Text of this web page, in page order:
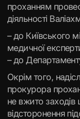
проханням
діяльності
– до Київського
медичної
– до
Окрім того,
прокурора
не вжито
відсторонення